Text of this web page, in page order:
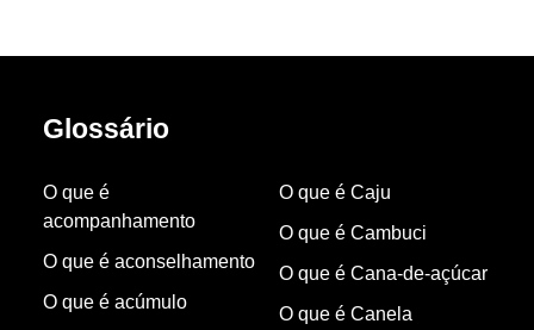
Glossário
O que é
acompanhamento
O que é aconselhamento
O que é acúmulo
O que é Caju
O que é Cambuci
O que é Cana-de-açúcar
O que é Canela